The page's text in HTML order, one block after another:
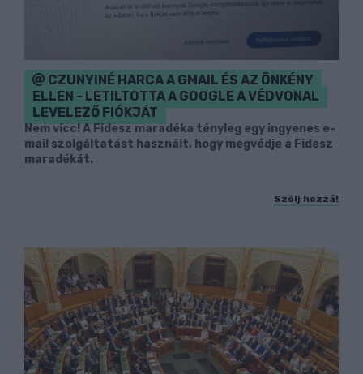
CZUNYINÉ HARCA A GMAIL ÉS AZ ÖNKÉNY
ELLEN - LETILTOTTA A GOOGLE A VÉDVONAL
LEVELEZŐ FIÓKJÁT
Nem vicc! A Fidesz maradéka tényleg egy ingyenes e-
mail szolgáltatást használt, hogy megvédje a Fidesz
maradékát.
Szólj hozzá!